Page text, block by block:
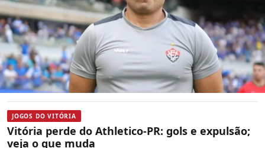
JOGOS DO VITÓRIA
Vitória perde do Athletico-PR: gols e expulsão;
veja o que muda